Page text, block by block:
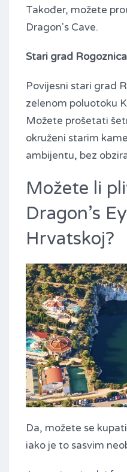
Također, možete
Dragon's Cave.
Stari grad Rogoznica
Povijesni stari grad
zelenom poluotoku
Možete prošetati
okruženi starim
ambijentu, bez
Možete li
Dragon’s
Hrvatskoj?
Da, možete se
iako je to sasvim